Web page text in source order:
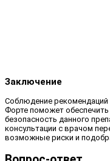
Заключение
Соблюдение
Форте поможет
безопасность данного
консультации с врачом
возможные риски и